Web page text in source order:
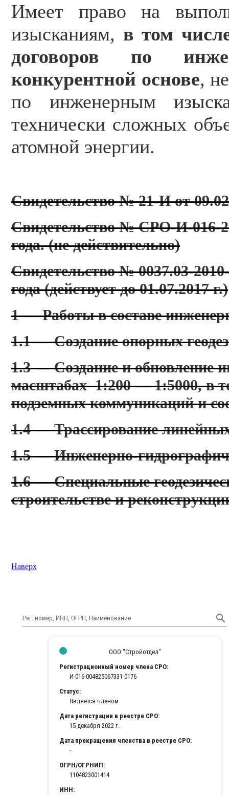
Имеет право на
изысканиям, в том
договоров по
конкурентной основе,
по инженерным
технически сложных
атомной энергии.
Свидетельство № 21-И от
Свидетельство № СРО-И-016-
года. (не действительно)
Свидетельство № 0037.03-
года (действует до 01.07.2017 г.)
1 — Работы в составе
1.1 — Создание опорных
1.3 — Создание и обновление
масштабах 1:200 — 1:5000, в
подземных коммуникаций и
1.4 — Трассирование
1.5 — Инженерно-
1.6 — Специальные
строительстве и
Наверх